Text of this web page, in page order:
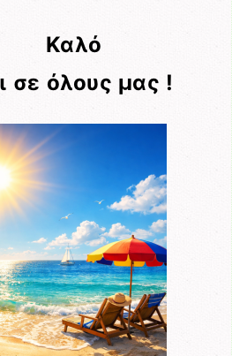
σε όλους μας !